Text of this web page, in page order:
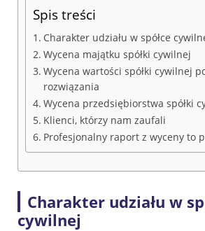
Spis treści
Charakter udziału w spółce
Wycena majątku spółki cywilnej
Wycena wartości spółki cywilnej
rozwiązania
Wycena przedsiębiorstwa spółki
Klienci, którzy nam zaufali
Profesjonalny raport z wyceny to
Charakter udziału w
cywilnej